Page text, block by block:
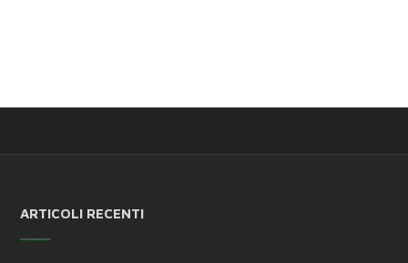
ARTICOLI RECENTI